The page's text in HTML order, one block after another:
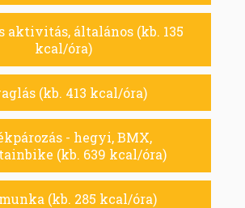
aktivitás, általános (kb. 135
kcal/óra)
(kb. 413 kcal/óra)
- hegyi, BMX,
(kb. 639 kcal/óra)
(kb. 285 kcal/óra)